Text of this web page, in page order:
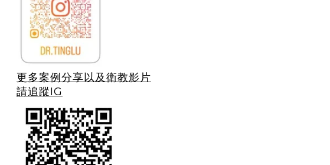
更多案例分享以及衛教影片
請追蹤IG